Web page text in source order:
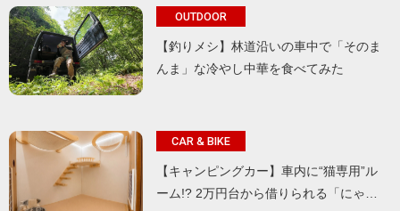
OUTDOOR
【釣りメシ】林道沿いの車中で「そのま
んま」な冷やし中華を食べてみた
CAR & BIKE
【キャンピングカー】車内に“猫専用”ル
ーム!? 2万円台から借りられる「にゃ…